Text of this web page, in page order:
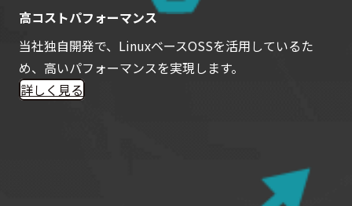
高コストパフォーマンス
当社独自開発で、LinuxベースOSSを活用しているた
め、高いパフォーマンスを実現します。
詳しく見る